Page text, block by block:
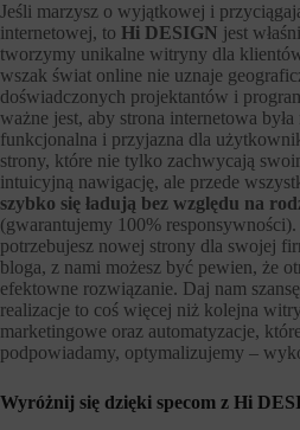
Jeśli marzysz o wyjątkowej i
internetowej, to Hi DESIGN jest
tworzymy unikalne witryny dla
wszak świat online nie uznaje
doświadczonych projektantów i
ważne jest, aby strona internetowa
funkcjonalna i przyjazna dla
strony, które nie tylko zachwycają
intuicyjną nawigację, ale przede
szybko się ładują bez względu na
(gwarantujemy 100%
potrzebujesz nowej strony dla swojej
bloga, z nami możesz być pewien, że
efektowne rozwiązanie. Daj nam
realizacje to coś więcej niż kolejna
marketingowe oraz automatyzacje,
podpowiadamy, optymalizujemy –
Wyróżnij się dzięki specom z Hi